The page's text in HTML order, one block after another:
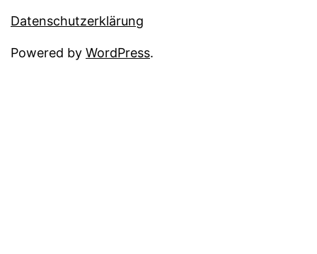
Datenschutzerklärung
Powered by WordPress.